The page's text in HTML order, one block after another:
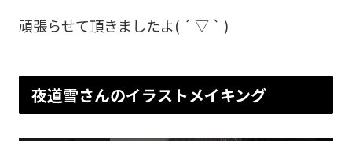
頑張らせて頂きましたよ( ´ ▽ ` )
夜道雪さんのイラストメイキング